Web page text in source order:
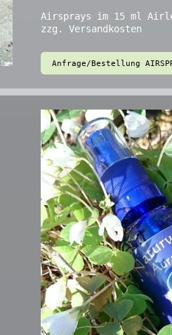
Airsprays im 15 ml
zzg. Versandkosten
Anfrage/Bestellung